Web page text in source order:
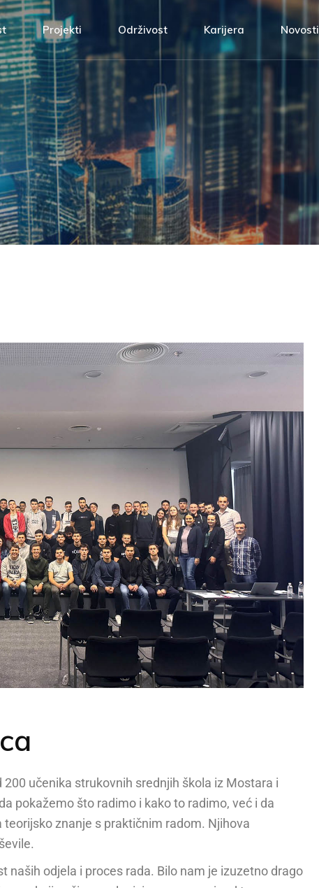
energijom
Projekti Održivost Karijera
Povezani vrijednostima
Novosti
rješenja
radova
i održavanje
energijom
ATH Tim
učenika strukovnih srednjih škola iz Mostara i
pokažemo što radimo i kako to radimo, već i da
znanje s praktičnim radom. Njihova
odjela i proces rada. Bilo nam je izuzetno drago